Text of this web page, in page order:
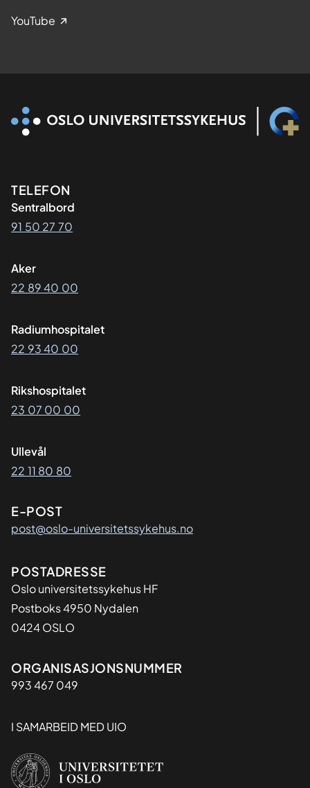
YouTube
Kontaktinformasjon
TELEFON
Sentralbord
91 50 27 70
Aker
22 89 40 00
Radiumhospitalet
22 93 40 00
Rikshospitalet
23 07 00 00
Ullevål
22 11 80 80
E-POST
post@oslo-universitetssykehus.no
Adresse
POSTADRESSE
Oslo universitetssykehus HF
Postboks 4950 Nydalen
0424 OSLO
Organisasjon
ORGANISASJONSNUMMER
993 467 049
I SAMARBEID MED UIO